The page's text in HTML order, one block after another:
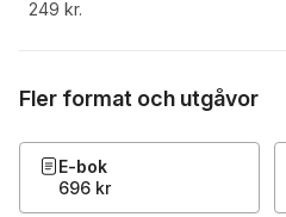
249 kr.
Fler format och utgåvor
E-bok
696 kr